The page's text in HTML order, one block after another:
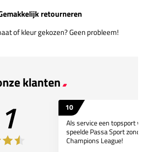
retourneren
of kleur gekozen? Geen probleem!
klanten
10
Als service een topsport
speelde Passa Sport
Champions League!